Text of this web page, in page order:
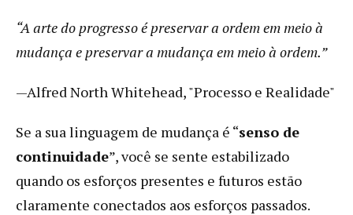
“A arte do progresso é preservar a ordem em meio à
mudança e preservar a mudança em meio à ordem.”
—Alfred North Whitehead, "Processo e Realidade"
Se a sua linguagem de mudança é “senso de
continuidade”, você se sente estabilizado
quando os esforços presentes e futuros estão
claramente conectados aos esforços passados.